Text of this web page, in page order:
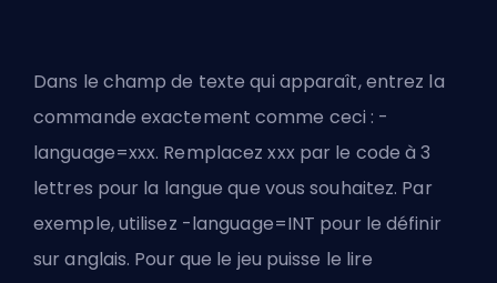
Dans le champ de texte qui apparaît, entrez la
commande exactement comme ceci : -
language=xxx. Remplacez xxx par le code à 3
lettres pour la langue que vous souhaitez. Par
exemple, utilisez -language=INT pour le définir
sur anglais. Pour que le jeu puisse le lire